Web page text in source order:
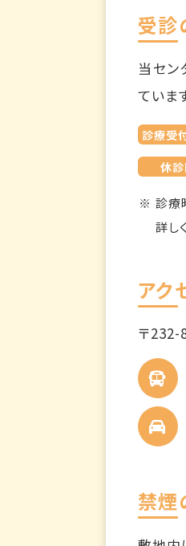
受診
当セン
ていま
診療受
休診
診療
詳し
アク
〒
禁煙